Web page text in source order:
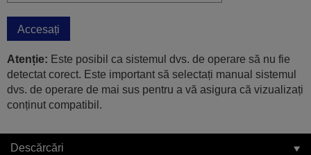
Accesați
Atenție: Este posibil ca sistemul dvs. de operare să nu fie
detectat corect. Este important să selectați manual sistemul
dvs. de operare de mai sus pentru a vă asigura că vizualizați
conținut compatibil.
Descărcări